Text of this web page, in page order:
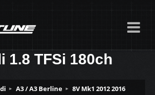
1.8 TFSi 180ch
A3 / A3 Berline 8V Mk1 2012 2016